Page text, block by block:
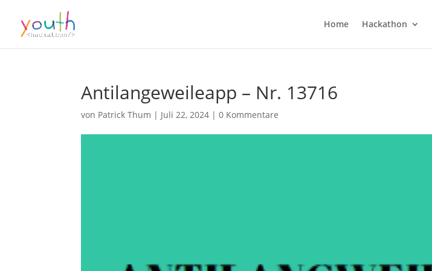
Home Hackathon
Antilangeweileapp – Nr. 13716
von Patrick Thum | Juli 22, 2024 |0 Kommentare